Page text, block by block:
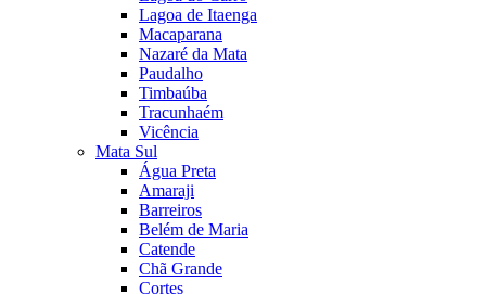
Lagoa de Itaenga
Macaparana
Nazaré da Mata
Paudalho
Timbaúba
Tracunhaém
Vicência
Mata Sul
Água Preta
Amaraji
Barreiros
Belém de Maria
Catende
Chã Grande
Cortes